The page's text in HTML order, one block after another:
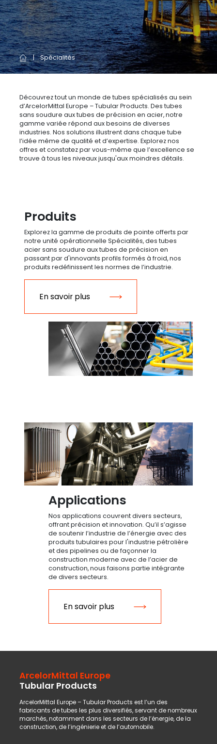
Spécialités
Découvrez tout un monde de tubes spécialisés au sein
d’ArcelorMittal Europe – Tubular Products. Des tubes
sans soudure aux tubes de précision en acier, notre
gamme variée répond aux besoins de diverses
industries. Nos solutions illustrent dans chaque tube
l’idée même de qualité et d’expertise. Explorez nos
offres et constatez par vous-même que l’excellence se
trouve à tous les niveaux jusqu'aux moindres détails.
Produits
Explorez la gamme de produits de pointe offerts par
notre unité opérationnelle Spécialités, des tubes
acier sans soudure aux tubes de précision en
passant par d'innovants profils formés à froid, nos
produits redéfinissent les normes de l’industrie.
En savoir plus
Applications
Nos applications couvrent divers secteurs,
offrant précision et innovation. Qu’il s’agisse
de soutenir l’industrie de l’énergie avec des
produits tubulaires pour l'industrie pétrolière
et des pipelines ou de façonner la
construction moderne avec de l’acier de
construction, nous faisons partie intégrante
de divers secteurs.
En savoir plus
ArcelorMittal Europe
Tubular Products
ArcelorMittal Europe – Tubular Products est l’un des
fabricants de tubes les plus diversifiés, servant de nombreux
marchés, notamment dans les secteurs de l’énergie, de la
construction, de l’ingénierie et de l’automobile.